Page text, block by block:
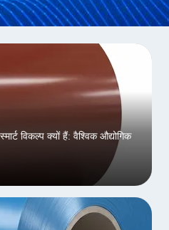
विकल्प क्यों हैं: वैश्विक औद्योगिक